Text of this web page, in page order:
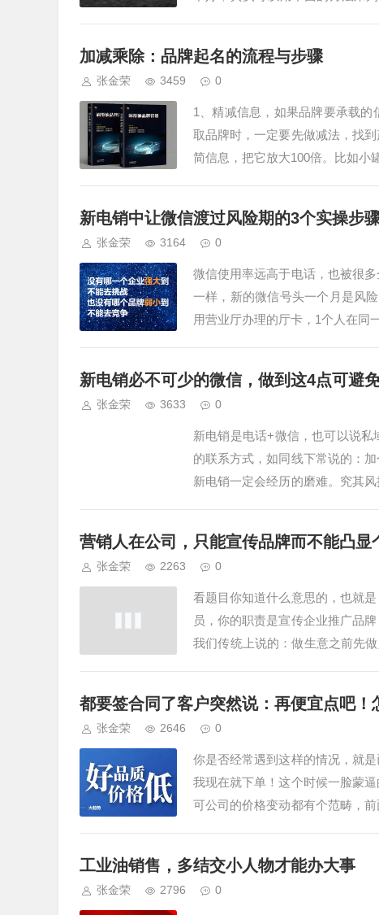
加减乘除：品牌起名的流程与步骤
张金荣 3459 0
1、精减信息，如果品牌要承载
取品牌时，一定要先做减法，找
简信息，把它放大100倍。比如小
新电销中让微信渡过风险期的3个实操步
张金荣 3164 0
微信使用率远高于电话，也被很
一样，新的微信号头一个月是风
用营业厅办理的厅卡，1个人在同
新电销必不可少的微信，做到这4点可避
张金荣 3633 0
新电销是电话+微信，也可以说
的联系方式，如同线下常说的：
新电销一定会经历的磨难。究其
营销人在公司，只能宣传品牌而不能凸显
张金荣 2263 0
看题目你知道什么意思的，也就
员，你的职责是宣传企业推广品
我们传统上说的：做生意之前先
都要签合同了客户突然说：再便宜点吧！
张金荣 2646 0
你是否经常遇到这样的情况，就
我现在就下单！这个时候一脸蒙
可公司的价格变动都有个范畴，
工业油销售，多结交小人物才能办大事
张金荣 2796 0